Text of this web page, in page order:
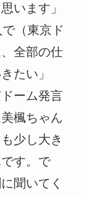
います」
（東京ド
全部の仕
たい」
ーム発言
楓ちゃん
少し大き
す。で
聞いてく